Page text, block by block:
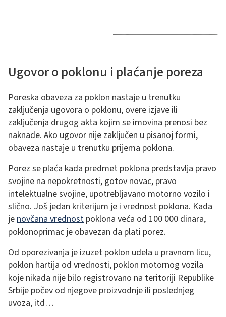
Ugovor o poklonu i plaćanje poreza
Poreska obaveza za poklon nastaje u trenutku
zaključenja ugovora o poklonu, overe izjave ili
zaključenja drugog akta kojim se imovina prenosi bez
naknade. Ako ugovor nije zaključen u pisanoj formi,
obaveza nastaje u trenutku prijema poklona.
Porez se plaća kada predmet poklona predstavlja pravo
svojine na nepokretnosti, gotov novac, pravo
intelektualne svojine, upotrebljavano motorno vozilo i
slično. Još jedan kriterijum je i vrednost poklona. Kada
jenovčana vrednost poklona veća od 100 000 dinara,
poklonoprimac je obavezan da plati porez.
Od oporezivanja je izuzet poklon udela u pravnom licu,
poklon hartija od vrednosti, poklon motornog vozila
koje nikada nije bilo registrovano na teritoriji Republike
Srbije počev od njegove proizvodnje ili poslednjeg
uvoza, itd…